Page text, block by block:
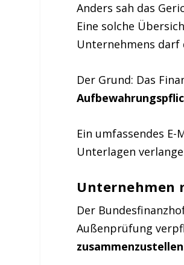
Anders sah das
Eine solche
Unternehmens darf
Der Grund: Das
Ein umfassendes
Unterlagen
Unternehmen
Der
Außenprüfung
zusammenzustellen